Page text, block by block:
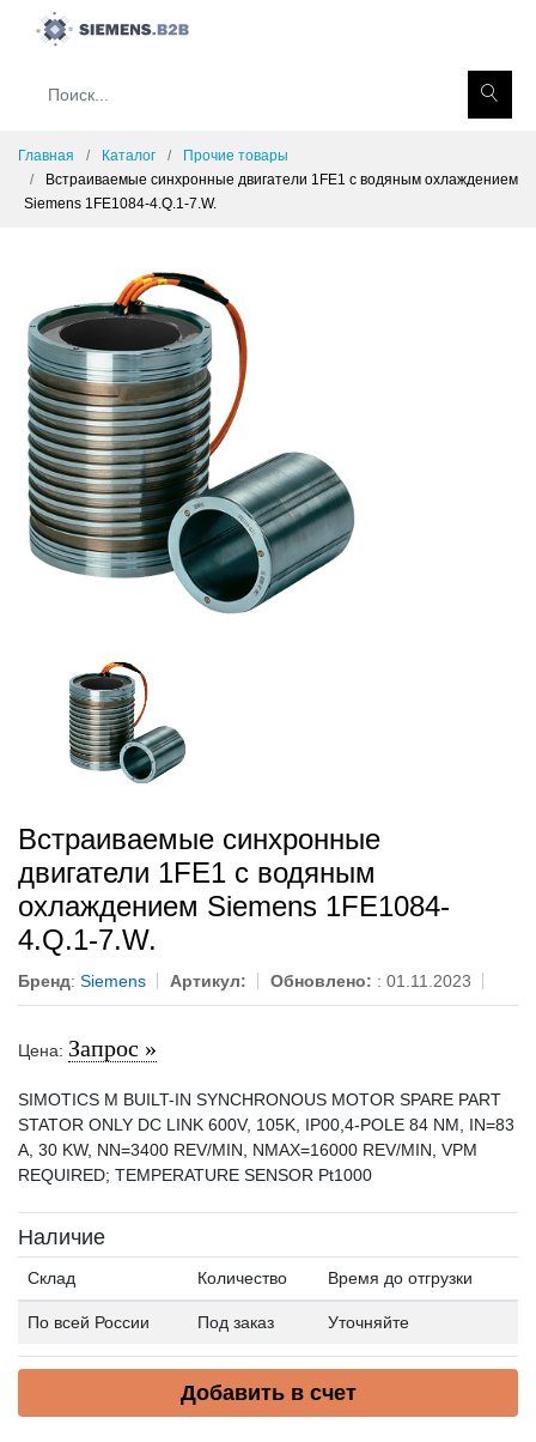
Главная Каталог
Прочие товары
Встраиваемые синхронные двигатели 1FE1 с водяным охлаждением
Siemens 1FE1084-4.Q.1-7.W.
Встраиваемые синхронные
двигатели 1FE1 с водяным
охлаждением Siemens 1FE1084-
4.Q.1-7.W.
Бренд: Siemens Артикул: Обновлено: : 01.11.2023
Цена: Запрос »
SIMOTICS M BUILT-IN SYNCHRONOUS MOTOR SPARE PART
STATOR ONLY DC LINK 600V, 105K, IP00,4-POLE 84 NM, IN=83
A, 30 KW, NN=3400 REV/MIN, NMAX=16000 REV/MIN, VPM
REQUIRED; TEMPERATURE SENSOR Pt1000
Наличие
Склад Количество Время до отгрузки
По всей России Под заказ Уточняйте
Добавить в счет